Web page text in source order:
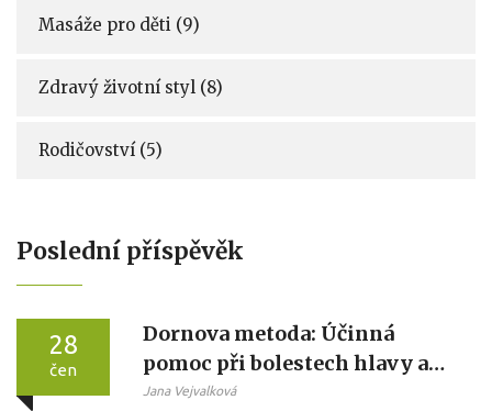
Masáže pro děti (9)
Zdravý životní styl (8)
Rodičovství (5)
Poslední příspěvěk
28
čen
Dornova metoda: Účinná
pomoc při bolestech hlavy a
migrénách
Jana Vejvalková